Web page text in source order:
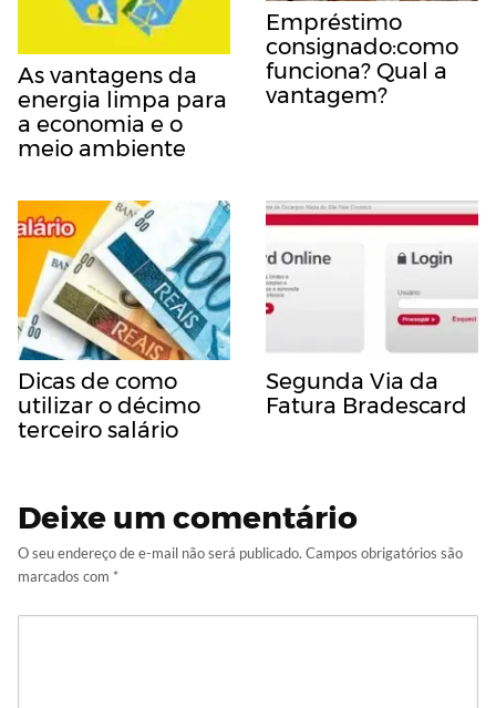
As vantagens da
energia limpa para
a economia e o
meio ambiente
Empréstimo
consignado:como
funciona? Qual a
vantagem?
Dicas de como
utilizar o décimo
terceiro salário
Segunda Via da
Fatura Bradescard
Deixe um comentário
O seu endereço de e-mail não será publicado. Campos obrigatórios são
marcados com *